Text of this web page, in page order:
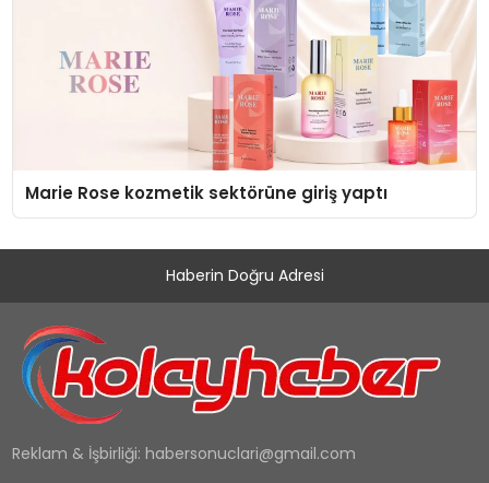
Marie Rose kozmetik sektörüne giriş yaptı
Haberin Doğru Adresi
Reklam & İşbirliği: habersonuclari@gmail.com